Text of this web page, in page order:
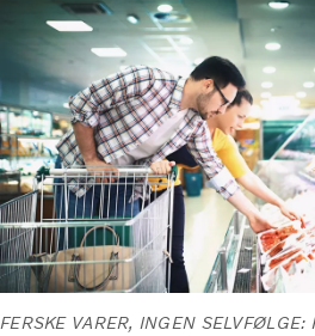
FERSKE VARER, INGEN